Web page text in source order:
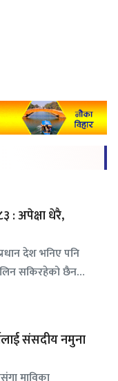
: अपेक्षा धेरै,
देश भनिए पनि
लिन सकिरहेको छैन…
संसदीय नमुना